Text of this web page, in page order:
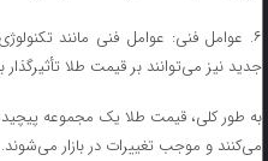
۶. عوامل فنی: عوامل فنی مانند
جدید نیز می‌توانند بر قیمت طلا تأثیرگذار
به طور کلی، قیمت طلا یک مجموعه
می‌کنند و موجب تغییرات در بازار می‌شوند.